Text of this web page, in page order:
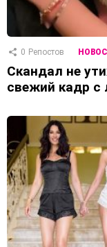
0 Репостов
Скандал не
свежий кадр